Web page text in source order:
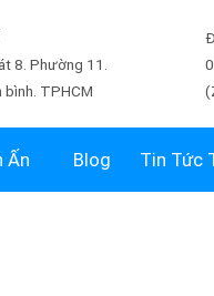
8. Phường 11.
bình. TPHCM
Ấn Blog Tin Tức